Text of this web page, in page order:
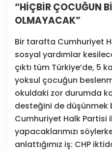
“HİÇBİR ÇOCUĞUN
OLMAYACAK”
Bir tarafta Cumhuriyet
sosyal yardımlar
çıktı tüm Türkiye’de, 5
yoksul çocuğun
okuldaki zor durumda
desteğini de düşünmek
Cumhuriyet Halk Partisi
yapacaklarımızı
anlattığımız iş: CHP